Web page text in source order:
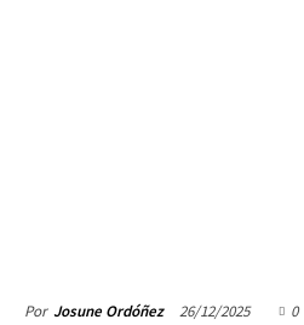
Por Josune Ordóñez 26/12/2025 0